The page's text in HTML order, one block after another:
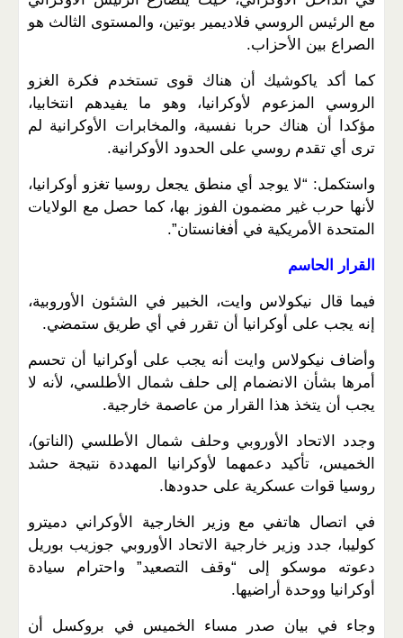
مع الرئيس الروسي فلاديمير بوتين، والمستوى الثالث هو
الصراع بين الأحزاب.
كما أكد ياكوشيك أن هناك قوى تستخدم فكرة الغزو
الروسي المزعوم لأوكرانيا، وهو ما يفيدهم انتخابيا،
مؤكدا أن هناك حربا نفسية، والمخابرات الأوكرانية لم
ترى أي تقدم روسي على الحدود الأوكرانية.
واستكمل: “لا يوجد أي منطق يجعل روسيا تغزو أوكرانيا،
لأنها حرب غير مضمون الفوز بها، كما حصل مع الولايات
المتحدة الأمريكية في أفغانستان”.
القرار الحاسم
فيما قال نيكولاس وايت، الخبير في الشئون الأوروبية،
إنه يجب على أوكرانيا أن تقرر في أي طريق ستمضي.
وأضاف نيكولاس وايت أنه يجب على أوكرانيا أن تحسم
أمرها بشأن الانضمام إلى حلف شمال الأطلسي، لأنه لا
يجب أن يتخذ هذا القرار من عاصمة خارجية.
وجدد الاتحاد الأوروبي وحلف شمال الأطلسي (الناتو)،
الخميس، تأكيد دعمهما لأوكرانيا المهددة نتيجة حشد
روسيا قوات عسكرية على حدودها.
في اتصال هاتفي مع وزير الخارجية الأوكراني دميترو
كوليبا، جدد وزير خارجية الاتحاد الأوروبي جوزيب بوريل
دعوته موسكو إلى “وقف التصعيد” واحترام سيادة
أوكرانيا ووحدة أراضيها.
وجاء في بيان صدر مساء الخميس في بروكسل أن